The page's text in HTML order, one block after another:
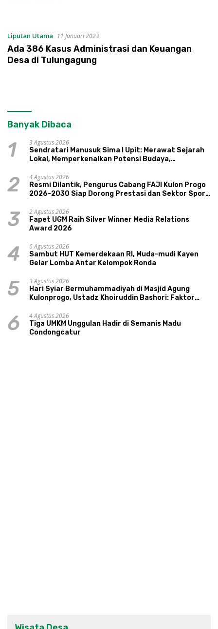
Liputan Utama 11 Januari 2023
Ada 386 Kasus Administrasi dan Keuangan
Desa di Tulungagung
Banyak Dibaca
1
3 Agustus 2026
Sendratari Manusuk Sima I Upit: Merawat Sejarah
Lokal, Memperkenalkan Potensi Budaya,
2
4 Agustus 2026
Resmi Dilantik, Pengurus Cabang FAJI Kulon Progo
2026-2030 Siap Dorong Prestasi dan Sektor Sport
3
2 Agustus 2026
Fapet UGM Raih Silver Winner Media Relations
Award 2026
4
6 Agustus 2026
Sambut HUT Kemerdekaan RI, Muda-mudi Kayen
Gelar Lomba Antar Kelompok Ronda
5
3 Agustus 2026
Hari Syiar Bermuhammadiyah di Masjid Agung
Kulonprogo, Ustadz Khoiruddin Bashori: Faktor
6
4 Agustus 2026
Tiga UMKM Unggulan Hadir di Semanis Madu
Condongcatur